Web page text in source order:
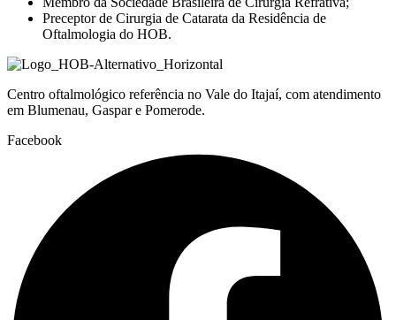
Preceptor de Cirurgia de Catarata da Residência de
Oftalmologia do HOB.
Centro oftalmológico referência no Vale do Itajaí, com atendimento
em Blumenau, Gaspar e Pomerode.
Facebook